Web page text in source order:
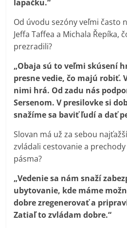
lapačku.“
Od úvodu sezóny veľmi často
Jeffa Taffea a Michala Řepíka,
prezradili?
„Obaja sú to veľmi skúsení
presne vedie, čo majú robiť.
nimi hrá. Od zadu nás
Sersenom. V presilovke si
snažíme sa baviť ľudí a dať
Slovan má už za sebou
zvládali cestovanie a
pásma?
„Vedenie sa nám snaží
ubytovanie, kde máme
dobre zregenerovať a
Zatiaľ to zvládam dobre.“